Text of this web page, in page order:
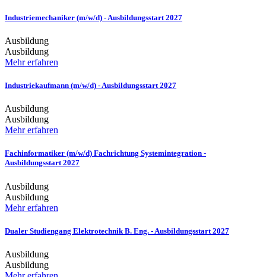
Industriemechaniker (m/w/d) - Ausbildungsstart 2027
Ausbildung
Ausbildung
Mehr erfahren
Industriekaufmann (m/w/d) - Ausbildungsstart 2027
Ausbildung
Ausbildung
Mehr erfahren
Fachinformatiker (m/w/d) Fachrichtung Systemintegration -
Ausbildungsstart 2027
Ausbildung
Ausbildung
Mehr erfahren
Dualer Studiengang Elektrotechnik B. Eng. - Ausbildungsstart 2027
Ausbildung
Ausbildung